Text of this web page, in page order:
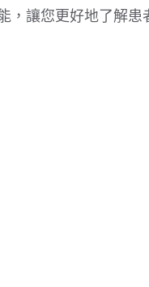
，讓您更好地了解患